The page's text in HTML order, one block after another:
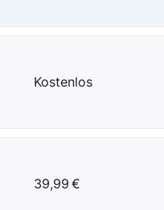
Kostenlos
39,99 €